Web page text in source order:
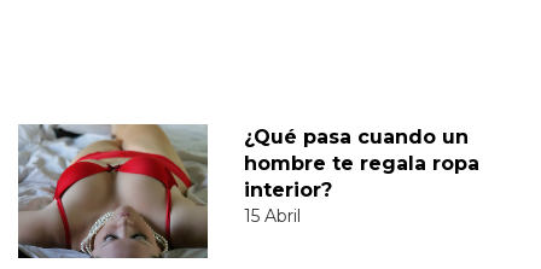
¿Qué pasa cuando un
hombre te regala ropa
interior?
15 Abril